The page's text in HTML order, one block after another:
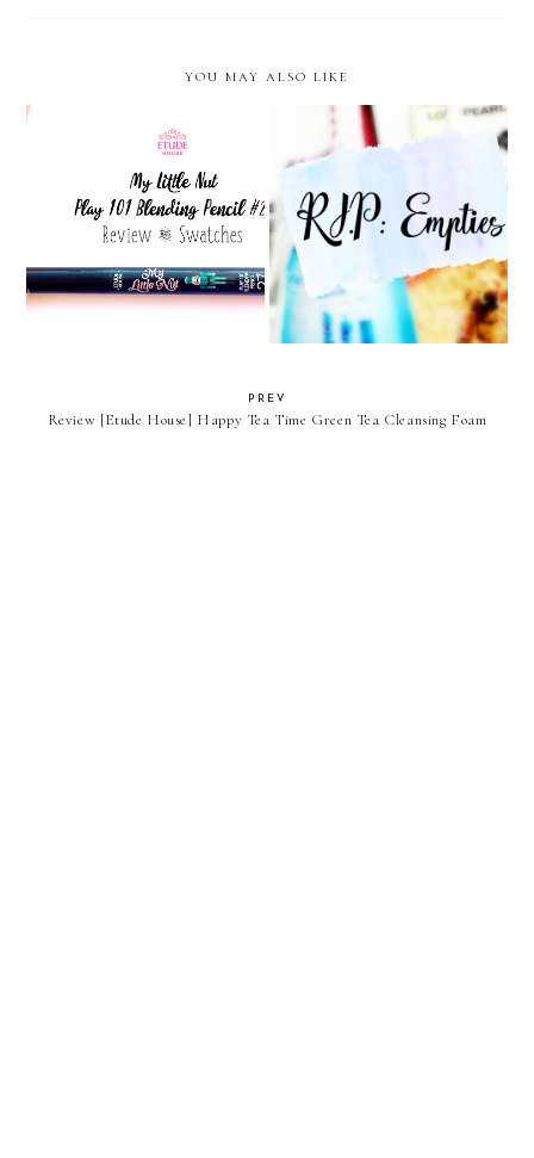
YOU MAY ALSO LIKE
[Etude House] My Little Nut
Play 101 Blending Pencil #27
[RIP] Terminados
PREV
Review [Etude House] Happy Tea Time Green Tea Cleansing Foam